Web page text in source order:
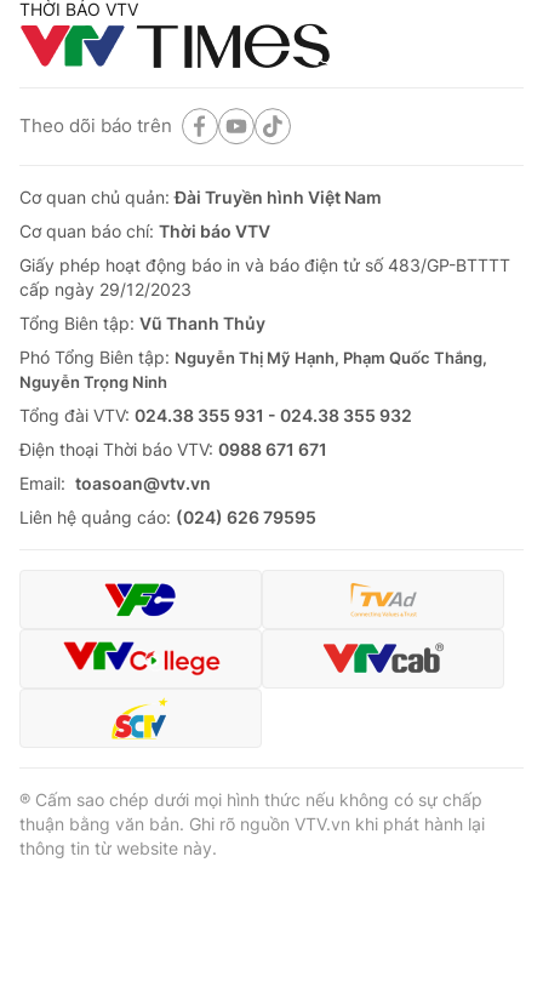
THỜI BÁO VTV
Theo dõi báo trên
Cơ quan chủ quản:Đài Truyền hình Việt Nam
Cơ quan báo chí: Thời báo VTV
Giấy phép hoạt động báo in và báo điện tử số 483/GP-BTTTT
cấp ngày 29/12/2023
Tổng Biên tập: Vũ Thanh Thủy
Phó Tổng Biên tập: Nguyễn Thị Mỹ Hạnh, Phạm Quốc Thắng,
Nguyễn Trọng Ninh
Tổng đài VTV: 024.38 355 931 - 024.38 355 932
Ðiện thoại Thời báo VTV: 0988 671 671
Email: toasoan@vtv.vn
Liên hệ quảng cáo: (024) 626 79595
® Cấm sao chép dưới mọi hình thức nếu không có sự chấp
thuận bằng văn bản. Ghi rõ nguồn VTV.vn khi phát hành lại
thông tin từ website này.